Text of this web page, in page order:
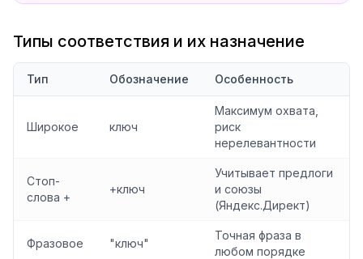
Типы соответствия и их назначение
Тип Обозначение Особенность
Широкое ключ
Максимум охвата,
риск
нерелевантности
Стоп-
слова +
+ключ
Учитывает предлоги
и союзы
(Яндекс.Директ)
Фразовое "ключ"
Точная фраза в
любом порядке